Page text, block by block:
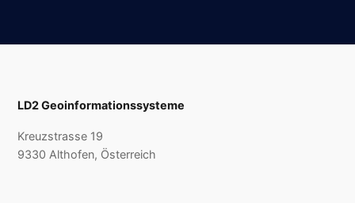
LD2 Geoinformationssysteme
Kreuzstrasse 19
9330 Althofen, Österreich